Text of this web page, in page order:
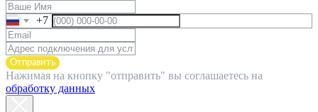
+7
Отправить
Нажимая на кнопку "отправить" вы соглашаетесь на
обработку данных